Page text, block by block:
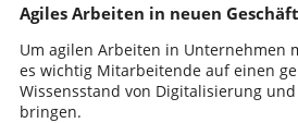
Agiles Arbeiten in neuen
Um agilen Arbeiten in Unternehmen
es wichtig Mitarbeitende auf einen
Wissensstand von Digitalisierung
bringen.